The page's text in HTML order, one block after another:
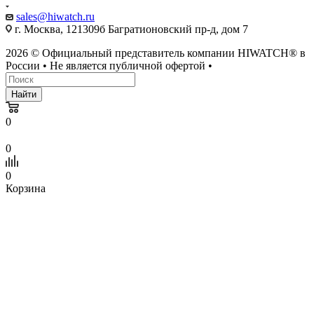
sales@hiwatch.ru
г. Москва, 121309б Багратионовский пр-д, дом 7
2026 © Официальный представитель компании HIWATCH® в
России • Не является публичной офертой •
Найти
0
0
0
Корзина